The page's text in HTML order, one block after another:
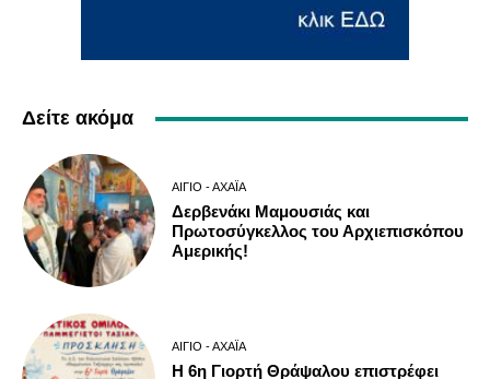
Δείτε ακόμα
ΑΊΓΙΟ - ΑΧΑΪ́Α
Δερβενάκι Μαμουσιάς και
Πρωτοσύγκελλος του Αρχιεπισκόπου
Αμερικής!
ΑΊΓΙΟ - ΑΧΑΪ́Α
Η 6η Γιορτή Θράψαλου επιστρέφει